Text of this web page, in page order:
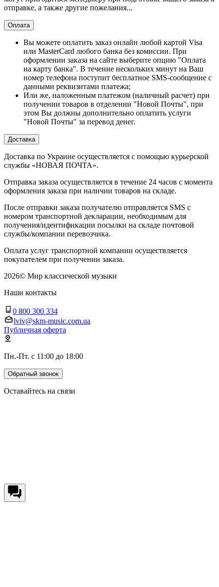
отправке, а также другие пожелания...
Оплата
Вы можете оплатить заказ онлайн любой картой Visa
или MasterCard любого банка без комиссии. При
оформлении заказа на сайте выберите опцию "Оплата
на карту банка". В течение нескольких минут на Ваш
номер телефона поступит бесплатное SMS-сообщение с
данными реквизитами платежа;
Или же, наложенным платежом (наличный расчет) при
получении товаров в отделении "Новой Почты", при
этом Вы должны дополнительно оплатить услуги
"Новой Почты" за перевод денег.
Доставка
Доставка по Украине осуществляется с помощью курьерской
службы «НОВАЯ ПОЧТА».
Отправка заказа осуществляется в течение 24 часов с момента
оформления заказа при наличии товаров на складе.
После отправки заказа получателю отправляется SMS с
номером транспортной декларации, необходимым для
получения/идентификации посылки на складе почтовой
службы/компании перевозчика.
Оплата услуг транспортной компании осуществляется
покупателем при получении заказа.
2026© Мир классической музыки
Наши контакты
0 800 300 334
lviv@skm-music.com.ua
Публичная оферта
Пн.-Пт. с 11:00 до 18:00
Обратный звонок
Оставайтесь на связи